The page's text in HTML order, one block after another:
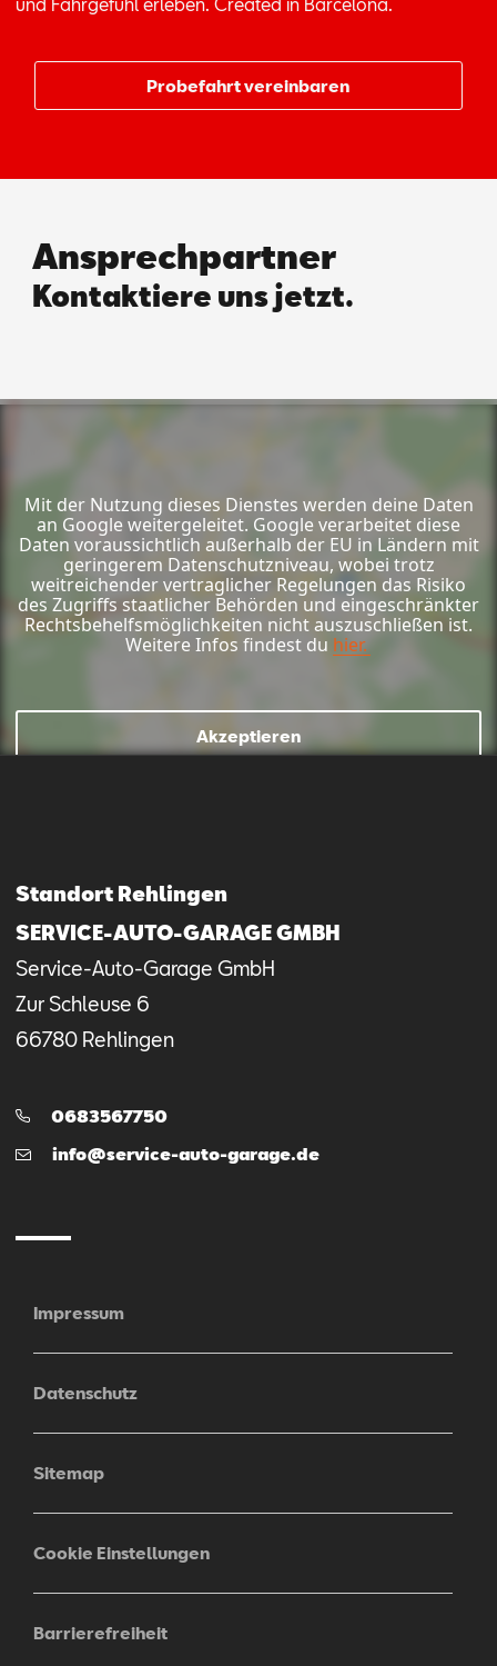
Probefahrt vereinbaren
Ansprechpartner
Kontaktiere uns jetzt.
Mit der Nutzung dieses Dienstes werden deine Daten
an Google weitergeleitet. Google verarbeitet diese
Daten voraussichtlich außerhalb der EU in Ländern mit
geringerem Datenschutzniveau, wobei trotz
weitreichender vertraglicher Regelungen das Risiko
des Zugriffs staatlicher Behörden und eingeschränkter
Rechtsbehelfsmöglichkeiten nicht auszuschließen ist.
Weitere Infos findest du hier.
Akzeptieren
Standort Rehlingen
SERVICE-AUTO-GARAGE GMBH
Service-Auto-Garage GmbH
Zur Schleuse 6
66780 Rehlingen
Telefon:
0683567750
E-
info@service-auto-garage.de
Impressum
Datenschutz
Sitemap
Cookie Einstellungen
Barrierefreiheit